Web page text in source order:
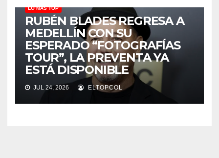
LO MÁS TOP
RUBÉN BLADES REGRESA A
MEDELLÍN CON SU
ESPERADO “FOTOGRAFÍAS
TOUR”, LA PREVENTA YA
ESTÁ DISPONIBLE
JUL 24, 2026 ELTOPCOL